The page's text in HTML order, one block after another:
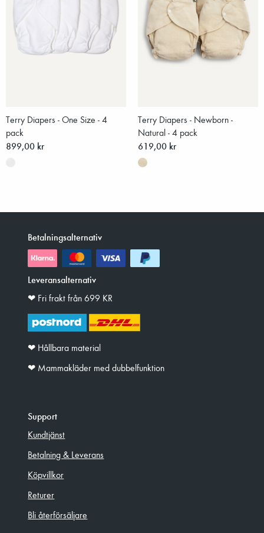
Terry Diapers - One Size - 4
pack
899,00 kr
Terry Diapers - Newborn -
Natural - 4 pack
619,00 kr
Betalningsalternativ
Leveransalternativ
❤︎ Fri frakt från 699 KR
❤︎ Hållbara material
❤︎ Mammakläder med dubbelfunktion
Support
Kundtjänst
Betalning & Leverans
Köpvillkor
Returer
Bli återförsäljare